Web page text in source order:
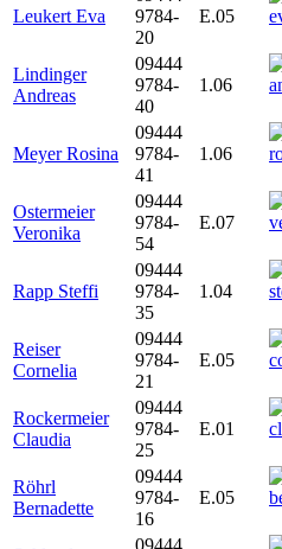
Leukert Eva
9784-
20
E.05
Lindinger
Andreas
09444
9784-
40
1.06
Meyer Rosina
09444
9784-
41
1.06
Ostermeier
Veronika
09444
9784-
54
E.07
Rapp Steffi
09444
9784-
35
1.04
Reiser
Cornelia
09444
9784-
21
E.05
Rockermeier
Claudia
09444
9784-
25
E.01
Röhrl
Bernadette
09444
9784-
16
E.05